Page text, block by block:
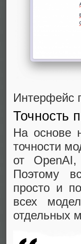
Интерфейс
Точность
На основе
точности
от
Поэтому
просто и
всех
отдельных